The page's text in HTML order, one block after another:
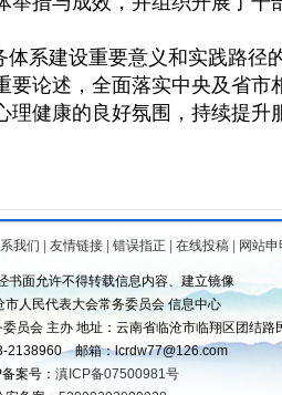
系建设重要意义和实践路径
论述，全面落实中央及省
健康的良好氛围，持续提
我们 友情链接 错误指正 在线投稿 网站申
书面允许不得转载信息内容、建立镜像
市人民代表大会常务委员会 信息中心
员会 主办 地址：云南省临沧市临翔区团结路
2138960 邮箱：lcrdw77@126.com
备案号： 滇ICP备07500981号